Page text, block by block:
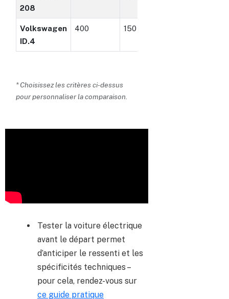
208
Volkswagen
ID.4
400 150
* Choisissez les critères ci-dessus
pour personnaliser la comparaison.
Tester la voiture électrique
avant le départ permet
d’anticiper le ressenti et les
spécificités techniques –
pour cela, rendez-vous sur
ce guide pratique